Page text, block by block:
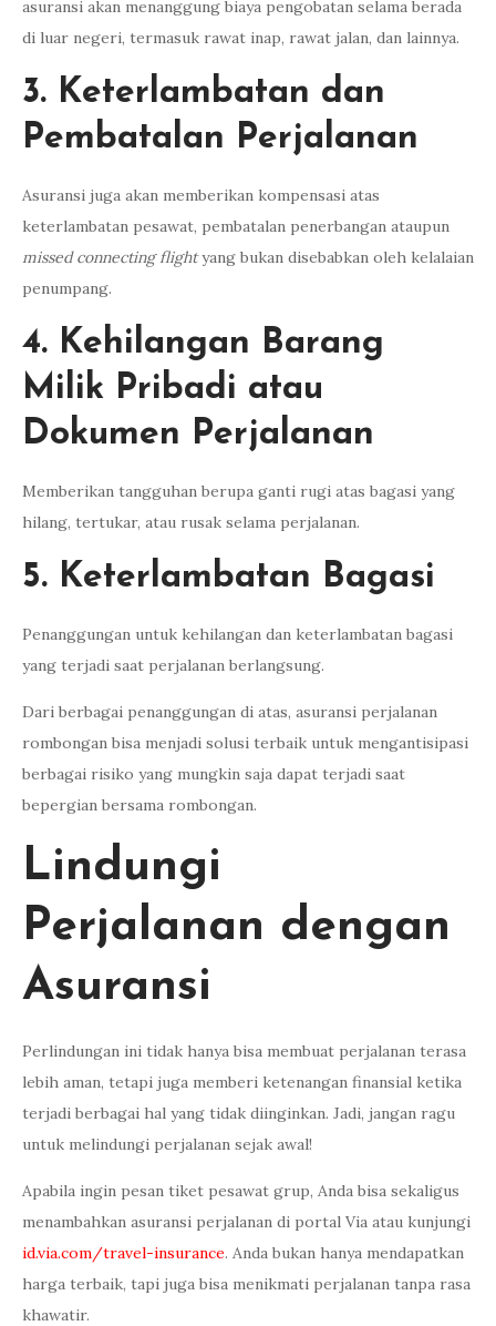
asuransi akan menanggung biaya pengobatan selama berada
di luar negeri, termasuk rawat inap, rawat jalan, dan lainnya.
3. Keterlambatan dan
Pembatalan Perjalanan
Asuransi juga akan memberikan kompensasi atas
keterlambatan pesawat, pembatalan penerbangan ataupun
missed connecting flightyang bukan disebabkan oleh kelalaian
penumpang.
4. Kehilangan Barang
Milik Pribadi atau
Dokumen Perjalanan
Memberikan tangguhan berupa ganti rugi atas bagasi yang
hilang, tertukar, atau rusak selama perjalanan.
5. Keterlambatan Bagasi
Penanggungan untuk kehilangan dan keterlambatan bagasi
yang terjadi saat perjalanan berlangsung.
Dari berbagai penanggungan di atas, asuransi perjalanan
rombongan bisa menjadi solusi terbaik untuk mengantisipasi
berbagai risiko yang mungkin saja dapat terjadi saat
bepergian bersama rombongan.
Lindungi
Perjalanan dengan
Asuransi
Perlindungan ini tidak hanya bisa membuat perjalanan terasa
lebih aman, tetapi juga memberi ketenangan finansial ketika
terjadi berbagai hal yang tidak diinginkan. Jadi, jangan ragu
untuk melindungi perjalanan sejak awal!
Apabila ingin pesan tiket pesawat grup, Anda bisa sekaligus
menambahkan asuransi perjalanan di portal Via atau kunjungi
id.via.com/travel-insurance. Anda bukan hanya mendapatkan
harga terbaik, tapi juga bisa menikmati perjalanan tanpa rasa
khawatir.